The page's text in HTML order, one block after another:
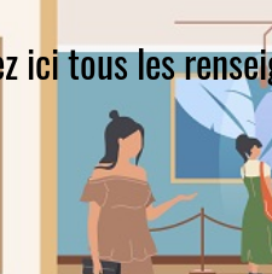
ici tous les